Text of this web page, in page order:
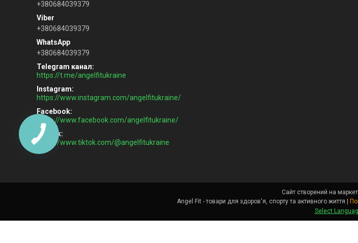
+380684039379
+380684039379
+380684039379
Telegram канал
https://t.me/angelfitukraine
Instagram
https://www.instagram.com/angelfitukraine/
Facebook
https://www.facebook.com/angelfitukraine/
TikTok
https://www.tiktok.com/@angelfitukraine
Сайт створений на
Select